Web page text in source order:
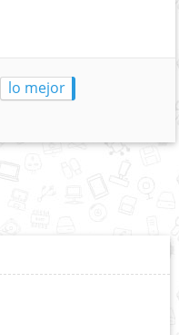
lo mejor